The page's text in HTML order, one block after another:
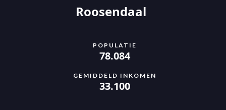
Roosendaal
POPULATIE
78.084
GEMIDDELD INKOMEN
33.100